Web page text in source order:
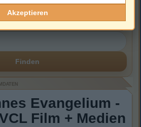
Finden
Evangelium -
Film + Medien
Akzeptieren